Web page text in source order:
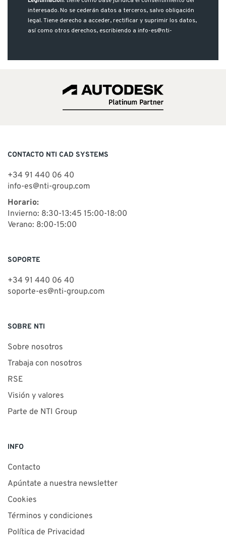
CONTACTO NTI CAD SYSTEMS
+34 91 440 06 40
info-es@nti-group.com
Horario:
Invierno: 8:30-13:45 15:00-18:00
Verano: 8:00-15:00
SOPORTE
+34 91 440 06 40
soporte-es@nti-group.com
SOBRE NTI
Sobre nosotros
Trabaja con nosotros
RSE
Visión y valores
Parte de NTI Group
INFO
Contacto
Apúntate a nuestra newsletter
Cookies
Términos y condiciones
Política de Privacidad